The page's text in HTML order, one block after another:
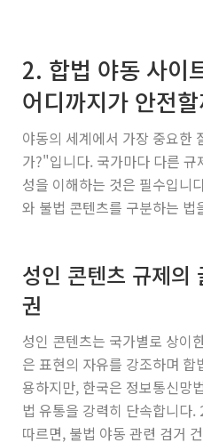
2. 합법 야동 사이
어디까지가 안전
야동의 세계에서 가장 중요한
가?"입니다. 국가마다 다른 규
성을 이해하는 것은 필수입니
와 불법 콘텐츠를 구분하는 법
성인 콘텐츠 규제의
권
성인 콘텐츠는 국가별로 상이
은 표현의 자유를 강조하며
용하지만, 한국은 정보통신망
법 유통을 강력히 단속합니다
따르면, 불법 야동 관련 검거